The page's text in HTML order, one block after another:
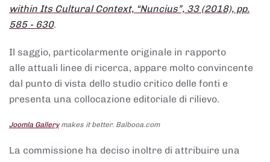
within Its Cultural Context, “Nuncius”, 33 (2018), pp.
585 - 630.
Il saggio, particolarmente originale in rapporto
alle attuali linee di ricerca, appare molto convincente
dal punto di vista dello studio critico delle fonti e
presenta una collocazione editoriale di rilievo.
Joomla Gallerymakes it better. Balbooa.com
La commissione ha deciso inoltre di attribuire una